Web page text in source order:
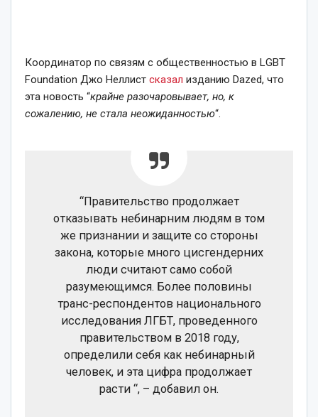
Координатор по связям с общественностью в LGBT
Foundation Джо Неллист сказал изданию Dazed, что
эта новость “крайне разочаровывает, но, к
сожалению, не стала неожиданностью“.
“Правительство продолжает
отказывать небинарним людям в том
же признании и защите со стороны
закона, которые много цисгендерних
люди считают само собой
разумеющимся. Более половины
транс-респондентов национального
исследования ЛГБТ, проведенного
правительством в 2018 году,
определили себя как небинарный
человек, и эта цифра продолжает
расти “, – добавил он.